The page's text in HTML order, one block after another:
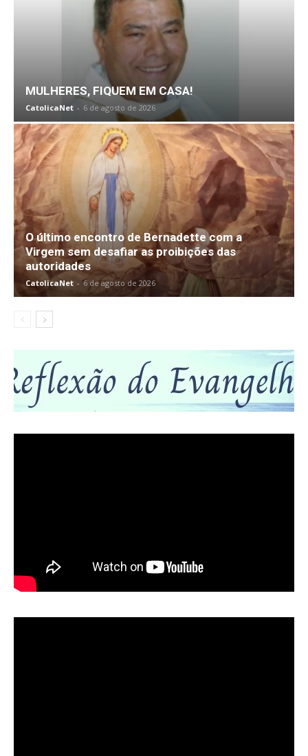
MULHERES, FIQUEM EM CASA!
CatolicaNet - 6 de agosto de 2026
O último encontro de Bernadette com a
Virgem sem desafiar as proibições das
autoridades
CatolicaNet - 6 de agosto de 2026